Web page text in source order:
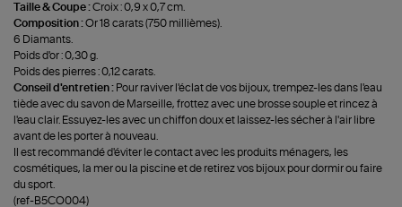
Taille & Coupe :Croix : 0,9 x 0,7 cm.
Composition :Or 18 carats (750 millièmes).
6 Diamants.
Poids d'or : 0,30 g.
Poids des pierres : 0,12 carats.
Conseil d'entretien : Pour raviver l'éclat de vos bijoux, trempez-les dans l'eau
tiède avec du savon de Marseille, frottez avec une brosse souple et rincez à
l'eau clair. Essuyez-les avec un chiffon doux et laissez-les sécher à l'air libre
avant de les porter à nouveau.
Il est recommandé d'éviter le contact avec les produits ménagers, les
cosmétiques, la mer ou la piscine et de retirez vos bijoux pour dormir ou faire
du sport.
(ref-B5CO004)